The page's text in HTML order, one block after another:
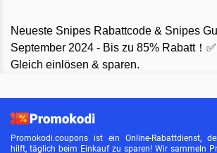
Neueste Snipes Rabattcode & Snipes
September 2024 - Bis zu 85% Rabatt！
Gleich einlösen & sparen.
Promokodi.coupons ist ein Online-Rabattdienst,
hilft, täglich beim Einkauf zu sparen! Wir sammeln